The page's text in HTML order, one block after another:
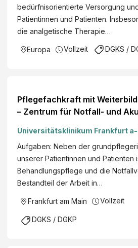
bedürfnisorientierte Versorgung
Patientinnen und Patienten.
die analgetische Therapie…
Europa Vollzeit DGKS /
Pflegefachkraft mit
– Zentrum für Notfall- und
Universitätsklinikum Frankfurt a-
Aufgaben: Neben der
unserer Patientinnen und Patienten
Behandlungspflege und die
Bestandteil der Arbeit in…
Frankfurt am Main Vollzeit
DGKS / DGKP